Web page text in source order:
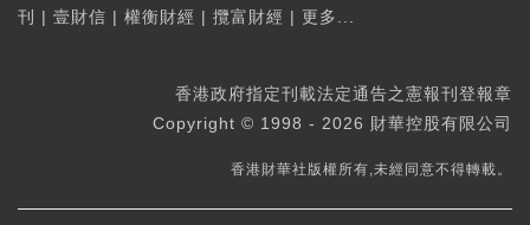
刊
| 壹財信 | 權衡財經 | 攬富財經 | 更多...
香港政府指定刊載法定通告之憲報刊登報章
Copyright © 1998 - 2026 財華控股有限公司
香港財華社版權所有,未經同意不得轉載。